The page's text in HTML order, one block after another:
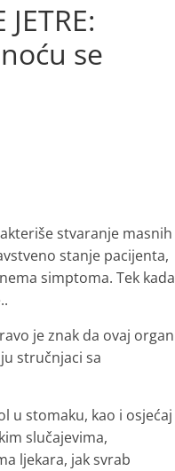
se
stvaranje masnih
stanje pacijenta,
simptoma. Tek kada
je znak da ovaj organ
stručnjaci sa
u stomaku, kao i osjećaj
slučajevima,
ljekara, jak svrab